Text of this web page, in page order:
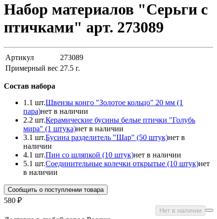
Набор материалов "Серьги с
птичками" арт. 273089
Артикул
273089
Примерный вес 27.5 г.
Состав набора
1.1 шт.Швензы конго "Золотое кольцо" 20 мм (1
пара)нет в наличии
2.2 шт.Керамические бусины белые птички "Голубь
мира" (1 штука)нет в наличии
3.1 шт.Бусина разделитель "Шар" (50 штук)нет в
наличии
4.1 шт.Пин со шляпкой (10 штук)нет в наличии
5.1 шт.Соединительные колечки открытые (10 штук)нет
в наличии
Сообщить о поступлении товара
580 ₽
Нет в наличии